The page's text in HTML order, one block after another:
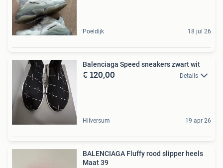
Poeldijk 18 jul 26
Balenciaga Speed sneakers zwart wit
€ 120,00 Details
Hilversum 19 apr 26
BALENCIAGA Fluffy rood slipper heels
Maat 39